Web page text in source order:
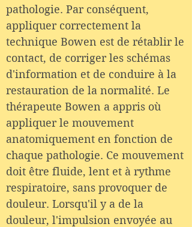
pathologie. Par conséquent,
appliquer correctement la
technique Bowen est de rétablir le
contact, de corriger les schémas
d'information et de conduire à la
restauration de la normalité. Le
thérapeute Bowen a appris où
appliquer le mouvement
anatomiquement en fonction de
chaque pathologie. Ce mouvement
doit être fluide, lent et à rythme
respiratoire, sans provoquer de
douleur. Lorsqu'il y a de la
douleur, l'impulsion envoyée au